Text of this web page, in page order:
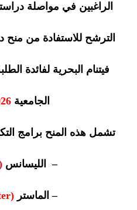
الراغبين في مواصلة
الترشح للاستفادة من
فيتنام البحرية لفائدة
الجامعية
تشمل هذه المنح برامج
– الليسانس
– الماستر (Master)